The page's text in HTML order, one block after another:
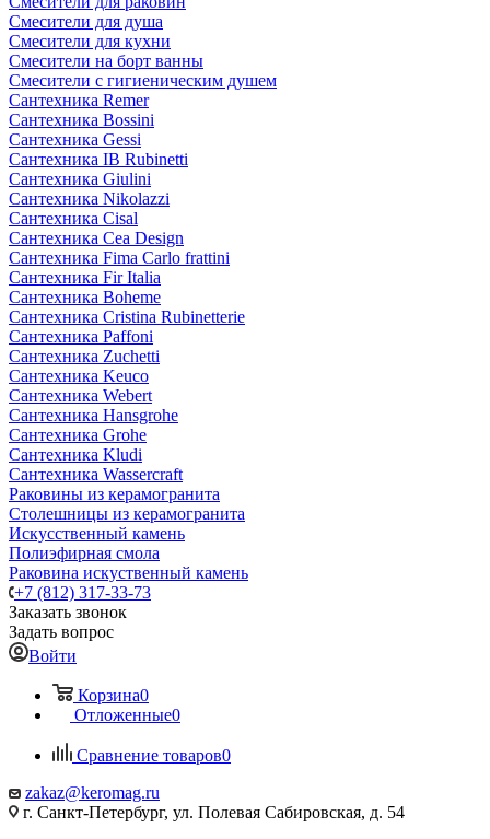
Смесители для душа
Смесители для кухни
Смесители на борт ванны
Смесители с гигиеническим душем
Сантехника Remer
Сантехника Bossini
Сантехника Gessi
Сантехника IB Rubinetti
Сантехника Giulini
Сантехника Nikolazzi
Сантехника Cisal
Сантехника Cea Design
Сантехника Fima Carlo frattini
Сантехника Fir Italia
Сантехника Boheme
Сантехника Cristina Rubinetterie
Сантехника Paffoni
Сантехника Zuchetti
Сантехника Keuco
Сантехника Webert
Сантехника Hansgrohe
Сантехника Grohe
Сантехника Kludi
Сантехника Wassercraft
Раковины из керамогранита
Столешницы из керамогранита
Искусственный камень
Полиэфирная смола
Раковина искуственный камень
+7 (812) 317-33-73
Заказать звонок
Задать вопрос
Войти
Корзина0
Отложенные0
Сравнение товаров0
zakaz@keromag.ru
г. Санкт-Петербург, ул. Полевая Сабировская, д. 54